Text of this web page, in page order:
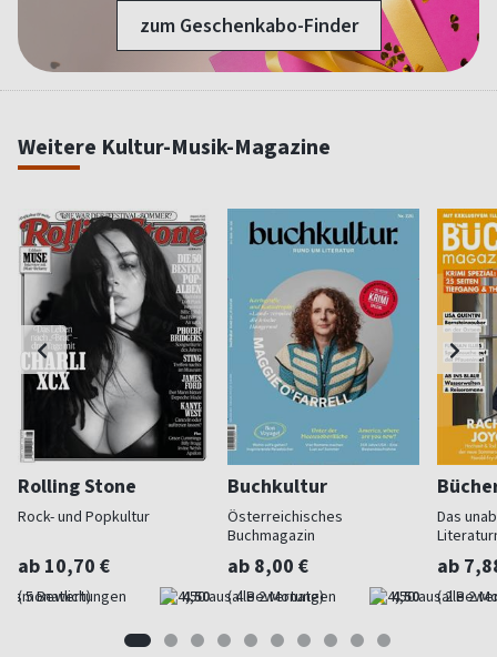
zum Geschenkabo-Finder
Weitere Kultur-Musik-Magazine
Rolling Stone
Rock- und Popkultur
ab 10,70 €
(monatlich) 4,50
Buchkultur
Österreichisches
Buchmagazin
ab 8,00 €
(alle 2 Monate) 4,50
Das
ab
(alle 2